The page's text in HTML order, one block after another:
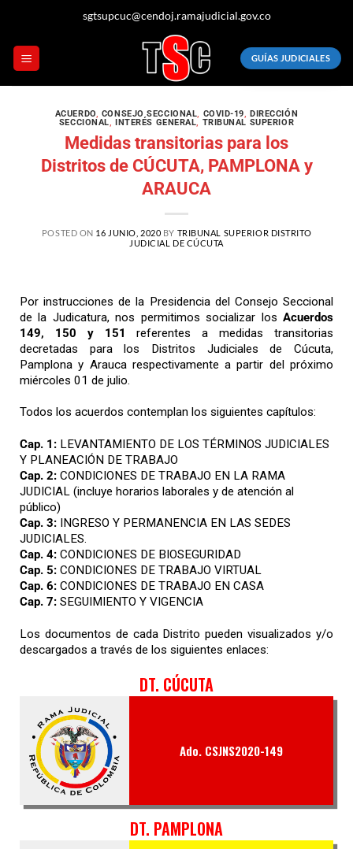
sgtsupcuc@cendoj.ramajudicial.gov.co
GUÍAS JUDICIALES
ACUERDO, CONSEJO SECCIONAL, COVID-19,DIRECCIÓN
SECCIONAL,INTERÉS GENERAL, TRIBUNAL SUPERIOR
Medidas transitorias para los
Distritos de CÚCUTA, PAMPLONA y
ARAUCA
POSTED ON 16 JUNIO, 2020 BY TRIBUNAL SUPERIOR DISTRITO
JUDICIAL DE CÚCUTA
Por instrucciones de la Presidencia del Consejo Seccional
de la Judicatura, nos permitimos socializar los Acuerdos
149, 150 y 151
referentes a medidas transitorias
decretadas para los Distritos Judiciales de Cúcuta,
Pamplona y Arauca respectivamente a partir del próximo
miércoles 01 de julio.
Todos los acuerdos contemplan los siguientes capítulos:
Cap. 1: LEVANTAMIENTO DE LOS TÉRMINOS JUDICIALES
Y PLANEACIÓN DE TRABAJO
Cap. 2: CONDICIONES DE TRABAJO EN LA RAMA
JUDICIAL (incluye horarios laborales y de atención al
público)
Cap. 3: INGRESO Y PERMANENCIA EN LAS SEDES
JUDICIALES.
Cap. 4: CONDICIONES DE BIOSEGURIDAD
Cap. 5: CONDICIONES DE TRABAJO VIRTUAL
Cap. 6: CONDICIONES DE TRABAJO EN CASA
Cap. 7: SEGUIMIENTO Y VIGENCIA
Los documentos de cada Distrito pueden visualizados y/o
descargados a través de los siguientes enlaces:
DT. CÚCUTA
Ado. CSJNS2020-149
DT. PAMPLONA